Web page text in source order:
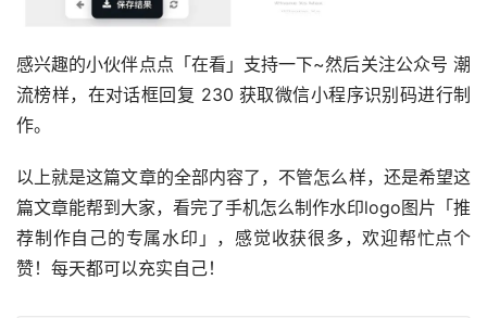
感兴趣的小伙伴点点「在看」支持一下~然后关注公众号 潮
流榜样，在对话框回复 230 获取微信小程序识别码进行制
作。
以上就是这篇文章的全部内容了，不管怎么样，还是希望这
篇文章能帮到大家，看完了手机怎么制作水印logo图片「推
荐制作自己的专属水印」，感觉收获很多，欢迎帮忙点个
赞！每天都可以充实自己！